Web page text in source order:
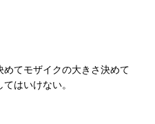
てモザイクの大きさ決めて
はいけない。